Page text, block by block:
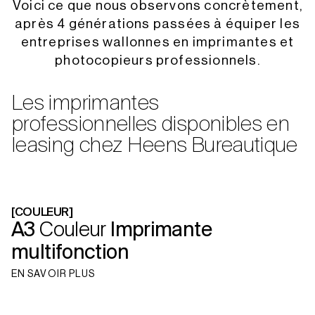
Voici ce que nous observons concrètement,
après 4 générations passées à équiper les
entreprises wallonnes en imprimantes et
photocopieurs professionnels.
Les imprimantes
professionnelles disponibles en
leasing chez Heens Bureautique
[COULEUR]
A3 Couleur Imprimante
multifonction
EN SAVOIR PLUS